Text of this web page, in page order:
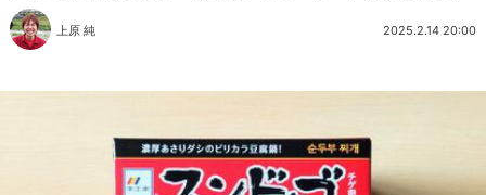
上原 純 2025.2.14 20:00